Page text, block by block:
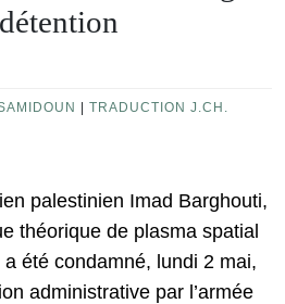
TRADUCTION J.CH.
palestinien Imad Barghouti,
théorique de plasma spatial
a été condamné, lundi 2 mai,
administrative par l’armée